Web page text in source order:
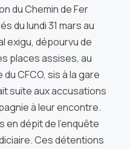
du Chemin de Fer
du lundi 31 mars au
exigu, dépourvu de
places assises, au
CFCO, sis à la gare
suite aux accusations
à leur encontre.
en dépit de l’enquête
Ces détentions